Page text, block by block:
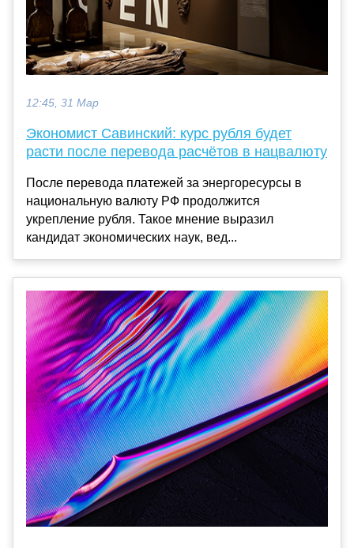
12:45, 31 Мар
Экономист Савинский: курс рубля будет
расти после перевода расчётов в нацвалюту
После перевода платежей за энергоресурсы в
национальную валюту РФ продолжится
укрепление рубля. Такое мнение выразил
кандидат экономических наук, вед...